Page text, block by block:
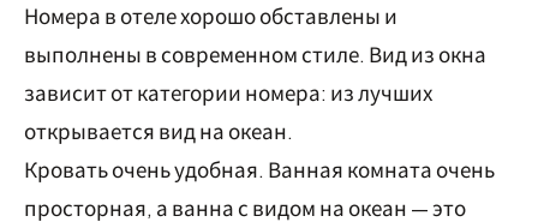
Номера в отеле хорошо обставлены и
выполнены в современном стиле. Вид из окна
зависит от категории номера: из лучших
открывается вид на океан.
Кровать очень удобная. Ванная комната очень
просторная, а ванна с видом на океан — это